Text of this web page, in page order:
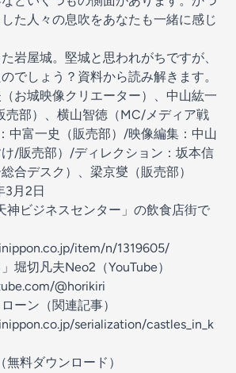
た人々の息吹をあなたも一緒に感じ
岩屋城。堅城と思われがちですが、
でしょう？資料から読み解きます。
お城映像クリエーター）、中山紘一
売部）、横山智徳（MC/メディア戦
中富一史（販売部）/映像編集：中山
/販売部）/ディレクション：坂本信
合デスク）、梁京燮（販売部）
月2日
ビジネスセンター」の飲食店街で
item/n/1319605/
堀切凡夫Neo2（YouTube）
@horikiri
ーン（関連記事）
serialization/castles_in_k
料ダウンロード）